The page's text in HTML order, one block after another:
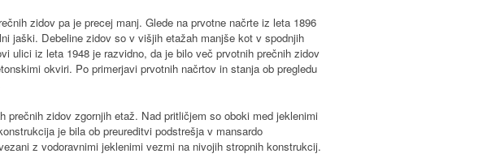
zidov pa je precej manj. Glede na prvotne načrte iz leta 1896
jaški. Debeline zidov so v višjih etažah manjše kot v spodnjih
ulici iz leta 1948 je razvidno, da je bilo več prvotnih prečnih zidov
okviri. Po primerjavi prvotnih načrtov in stanja ob pregledu
zidov zgornjih etaž. Nad pritličjem so oboki med jeklenimi
je bila ob preureditvi podstrešja v mansardo
z vodoravnimi jeklenimi vezmi na nivojih stropnih konstrukcij.